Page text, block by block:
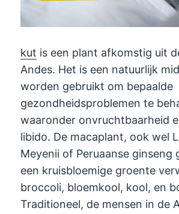
kut is een plant afkomstig uit
Andes. Het is een natuurlijk
worden gebruikt om bepaalde
gezondheidsproblemen te
waaronder onvruchtbaarheid
libido. De macaplant, ook wel
Meyenii of Peruaanse ginseng
een kruisbloemige groente
broccoli, bloemkool, kool, en
Traditioneel, de mensen in de